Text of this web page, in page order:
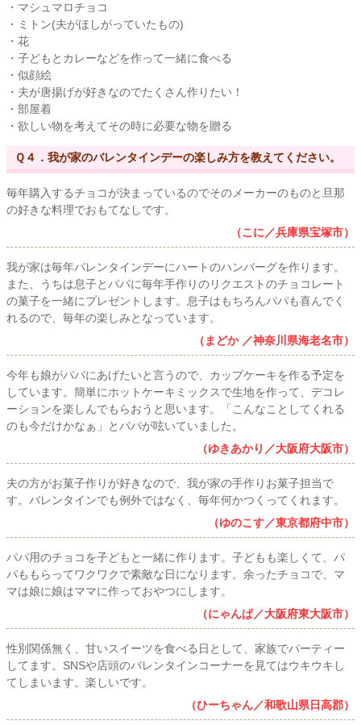
・マシュマロチョコ
・ミトン(夫がほしがっていたもの)
・花
・子どもとカレーなどを作って一緒に食べる
・似顔絵
・夫が唐揚げが好きなのでたくさん作りたい！
・部屋着
・欲しい物を考えてその時に必要な物を贈る
Ｑ４．我が家のバレンタインデーの楽しみ方を教えてください。
毎年購入するチョコが決まっているのでそのメーカーのものと旦那
の好きな料理でおもてなしです。
（こに／兵庫県宝塚市）
我が家は毎年バレンタインデーにハートのハンバーグを作ります。
また、うちは息子とパパに毎年手作りのリクエストのチョコレート
の菓子を一緒にプレゼントします。息子はもちろんパパも喜んでく
れるので、毎年の楽しみとなっています。
（まどか ／神奈川県海老名市）
今年も娘がパパにあげたいと言うので、カップケーキを作る予定を
しています。簡単にホットケーキミックスで生地を作って、デコレ
ーションを楽しんでもらおうと思います。「こんなことしてくれる
のも今だけかなぁ」とパパが呟いていました。
（ゆきあかり／大阪府大阪市）
夫の方がお菓子作りが好きなので、我が家の手作りお菓子担当で
す。バレンタインでも例外ではなく、毎年何かつくってくれます。
（ゆのこす／東京都府中市）
パパ用のチョコを子どもと一緒に作ります。子どもも楽しくて、パ
パももらってワクワクで素敵な日になります。余ったチョコで、マ
マは娘に娘はママに作っておやつにします。
（にゃんぱ／大阪府東大阪市）
性別関係無く、甘いスイーツを食べる日として、家族でパーティー
してます。SNSや店頭のバレンタインコーナーを見てはウキウキし
てしまいます。楽しいです。
（ひーちゃん／和歌山県日高郡）